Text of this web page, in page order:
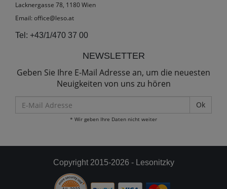
Lacknergasse 78, 1180 Wien
Email: office@leso.at
Tel: +43/1/470 37 00
NEWSLETTER
Geben Sie Ihre E-Mail Adresse an, um die neuesten
Neuigkeiten von uns zu hören
Mail
Adresse
* Wir geben Ihre Daten nicht weiter
Copyright 2015-2026 - Lesonitzky